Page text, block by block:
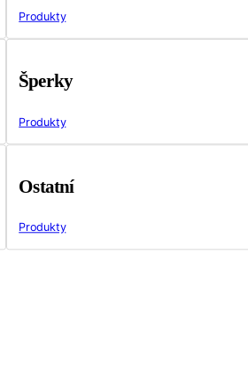
Produkty
Šperky
Produkty
Ostatní
Produkty